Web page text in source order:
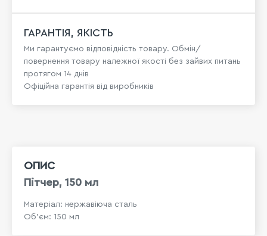
ГАРАНТІЯ, ЯКІСТЬ
Ми гарантуємо відповідність товару. Обмін/
повернення товару належної якості без зайвих питань
протягом 14 днів
Офіційна гарантія від виробників
ОПИС
Пітчер, 150 мл
Матеріал: нержавіюча сталь
Об'єм: 150 мл